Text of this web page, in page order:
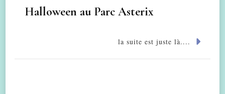
Halloween au Parc Asterix
la suite est juste là....